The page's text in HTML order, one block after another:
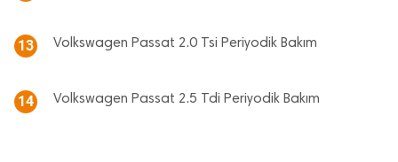
13 Volkswagen Passat 2.0 Tsi Periyodik Bakım
14 Volkswagen Passat 2.5 Tdi Periyodik Bakım